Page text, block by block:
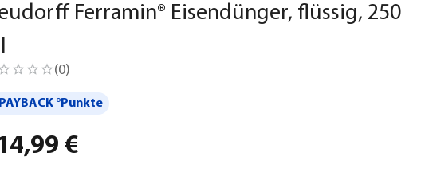
Ferramin® Eisendünger, flüssig, 250
(0)
°Punkte
€